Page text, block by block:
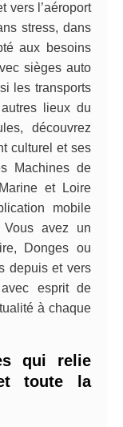
vers l’aéroport
stress, dans
aux besoins
sièges auto
les transports
lieux du
découvrez
culturel et ses
Machines de
et Loire
mobile
avez un
Donges ou
depuis et vers
esprit de
à chaque
qui relie
toute la